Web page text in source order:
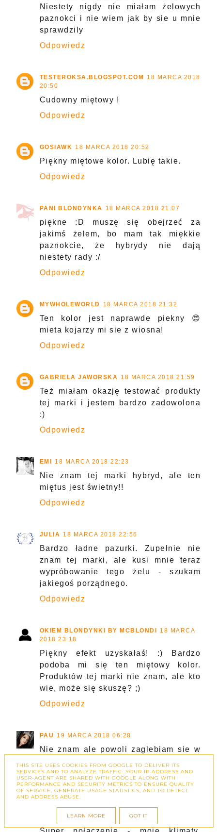
Niestety nigdy nie miałam żelowych
paznokci i nie wiem jak by sie u mnie
sprawdzily
Odpowiedz
TESTEROKSA.BLOGSPOT.COM
18 MARCA 2018
20:50
Cudowny miętowy !
Odpowiedz
GOSIAWK 18 MARCA 2018 20:52
Piękny miętowe kolor. Lubię takie.
Odpowiedz
PANI BLONDYNKA 18 MARCA 2018 21:07
piękne :D muszę się obejrzeć za
jakimś żelem, bo mam tak miękkie
paznokcie, że hybrydy nie dają
niestety rady :/
Odpowiedz
MYWHOLEWORLD 18 MARCA 2018 21:32
Ten kolor jest naprawde piekny 😍
mieta kojarzy mi sie z wiosna!
Odpowiedz
GABRIELA JAWORSKA 18 MARCA 2018 21:59
Też miałam okazję testować produkty
tej marki i jestem bardzo zadowolona
:)
Odpowiedz
EMI 18 MARCA 2018 22:23
Nie znam tej marki hybryd, ale ten
miętus jest świetny!!
Odpowiedz
JULIA 18 MARCA 2018 22:56
Bardzo ładne pazurki. Zupełnie nie
znam tej marki, ale kusi mnie teraz
wypróbowanie tego żelu - szukam
jakiegoś porządnego.
Odpowiedz
OKIEM BLONDYNKI BY MCBLONDI
18 MARCA
2018 23:18
Piękny efekt uzyskałaś! :) Bardzo
podoba mi się ten miętowy kolor.
Produktów tej marki nie znam, ale kto
wie, może się skuszę? ;)
Odpowiedz
PAU 19 MARCA 2018 06:28
Nie znam ale powoli zaglebiam sie w
Odpowiedz
EDZIA - KOTWICA PIĘKNA 19 MARCA 2018
THIS SITE USES COOKIES FROM GOOGLE TO DELIVER ITS
SERVICES AND TO ANALYZE TRAFFIC. YOUR IP ADDRESS AND
USER-AGENT ARE SHARED WITH GOOGLE ALONG WITH
PERFORMANCE AND SECURITY METRICS TO ENSURE QUALITY
OF SERVICE, GENERATE USAGE STATISTICS, AND TO DETECT
AND ADDRESS ABUSE.
LEARN MORE GOT IT